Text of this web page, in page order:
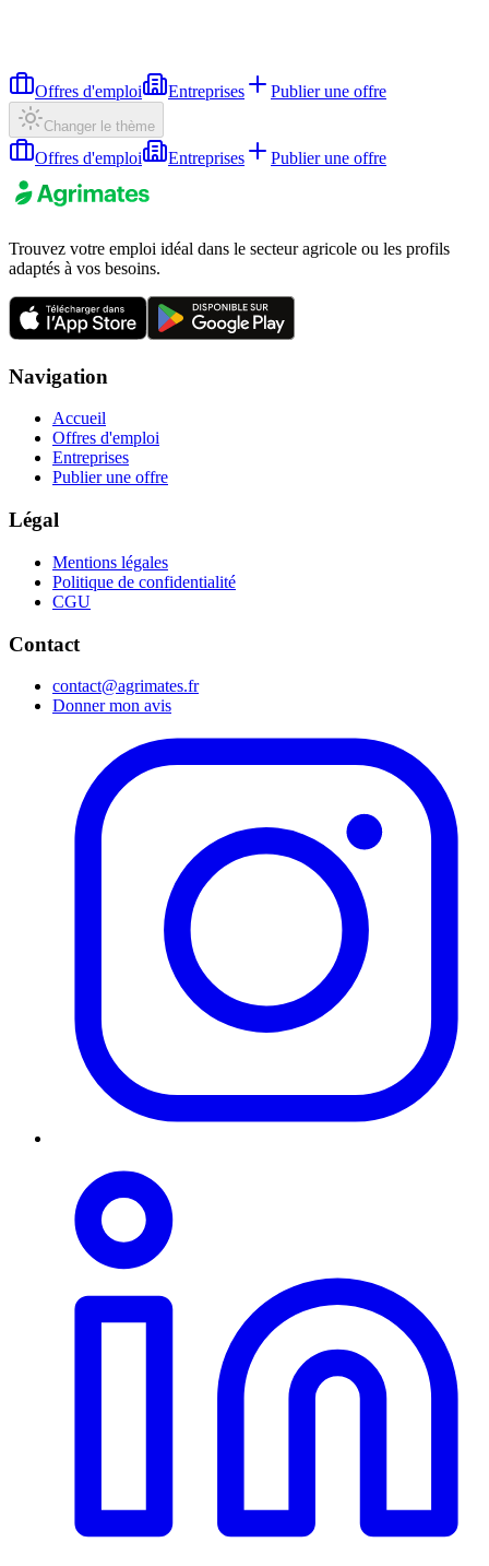
Offres d'emploi Entreprises Publier une offre
Changer le thème
Offres d'emploi Entreprises Publier une offre
Trouvez votre emploi idéal dans le secteur agricole ou les profils
adaptés à vos besoins.
Navigation
Accueil
Offres d'emploi
Entreprises
Publier une offre
Légal
Mentions légales
Politique de confidentialité
CGU
Contact
contact@agrimates.fr
Donner mon avis